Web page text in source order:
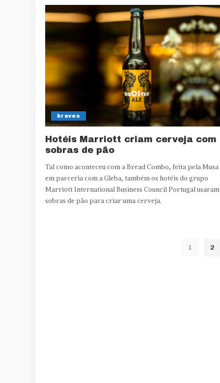
breves
Hotéis Marriott criam cerveja com
sobras de pão
Tal como aconteceu com a Bread Combo, feita pela Musa
em parceria com a Gleba, também os hotéis do grupo
Marriott International Business Council Portugal usaram
sobras de pão para criar uma cerveja.
1 2